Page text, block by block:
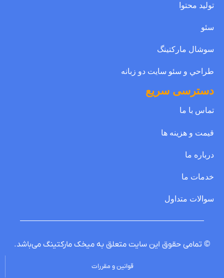
توليد محتوا
سئو
سوشال مارکتينگ
طراحي و سئو سايت دو زبانه
دسترسی سریع
تماس با ما
قيمت و هزينه ها
درباره ما
خدمات ما
سوالات متداول
© تمامی حقوق این سایت متعلق بهميخک مارکتينگ می‌باشد.
قوانین و مقررات